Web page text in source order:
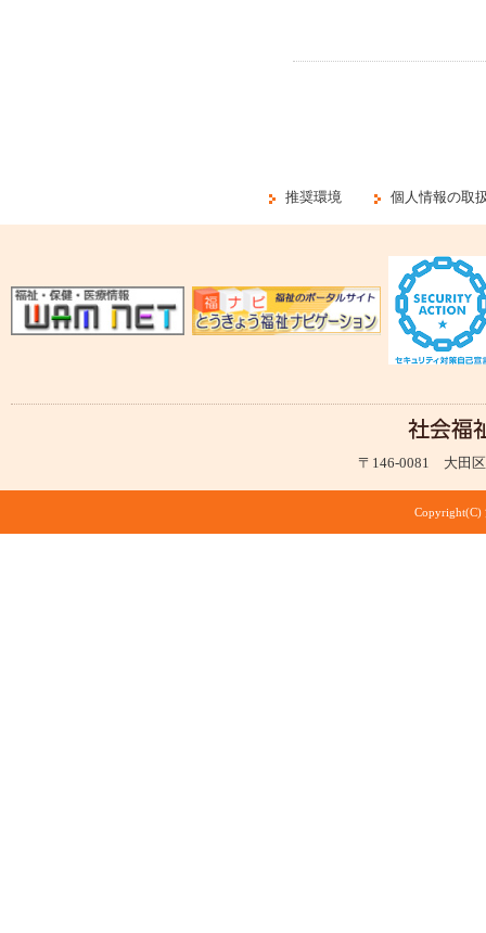
推奨環境 個人情報の取
〒146-0081 大田
Copyright(C)